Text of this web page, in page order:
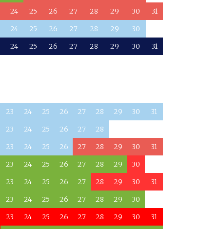
24 25 26 27 28 29 30
31
24 25 26 27 28 29
30
24 25 26 27 28 29 30 31
23 24 25 26 27 28 29 30
31
23 24 25 26 27
28
23 24 25 26 27 28 29 30
31
23 24 25 26 27 28 29
30
23 24 25 26 27 28 29 30
31
23 24 25 26 27 28 29
30
23 24 25 26 27 28 29 30
31